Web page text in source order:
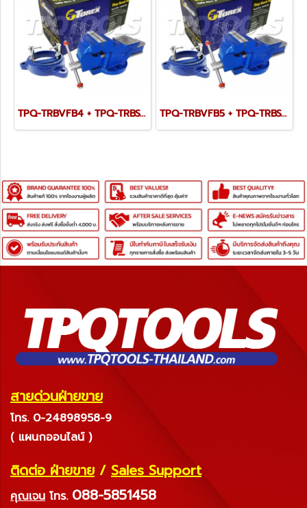
TPQ-TRBVFB4 + TPQ-TRBSWV4 ชุดปากกาจับชิ้นงาน 100 มม. (4") พร้อมฐานหมุน TPQ-TRBVFB5 + TPQ-TRBSWV5 ชุดปากกาจับชิ้นงาน 125 มม. (5") พร้อมฐานหมุน
สายด่วนฝ่ายขาย
โทร. 0-24898958-9
( แผนกออนไลน์ )
ติดต่อ ฝ่ายขาย / Sales Support
คุณเจน โทร. 088-5851458